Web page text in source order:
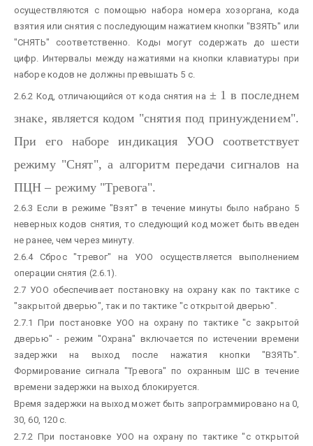
осуществляются с помощью набора номера хозоргана, кода
взятия или снятия с последующим нажатием кнопки "ВЗЯТЬ" или
"СНЯТЬ" соответственно. Коды могут содержать до шести
цифр. Интервалы между нажатиями на кнопки клавиатуры при
наборе кодов не должны превышать 5 с.
2.6.2 Код, отличающийся от кода снятия на ± 1 в последнем
знаке, является кодом "снятия под принуждением".
При его наборе индикация УОО соответствует
режиму "Снят", а алгоритм передачи сигналов на
ПЦН – режиму "Тревога".
2.6.3 Если в режиме "Взят" в течение минуты было набрано 5
неверных кодов снятия, то следующий код может быть введен
не ранее, чем через минуту.
2.6.4 Сброс "тревог" на УОО осуществляется выполнением
операции снятия (2.6.1).
2.7 УОО обеспечивает постановку на охрану как по тактике с
"закрытой дверью", так и по тактике "с открытой дверью".
2.7.1 При постановке УОО на охрану по тактике "с закрытой
дверью" - режим "Охрана" включается по истечении времени
задержки на выход после нажатия кнопки "ВЗЯТЬ".
Формирование сигнала "Тревога" по охранным ШС в течение
времени задержки на выход блокируется.
Время задержки на выход может быть запрограммировано на 0,
30, 60, 120 с.
2.7.2 При постановке УОО на охрану по тактике "с открытой